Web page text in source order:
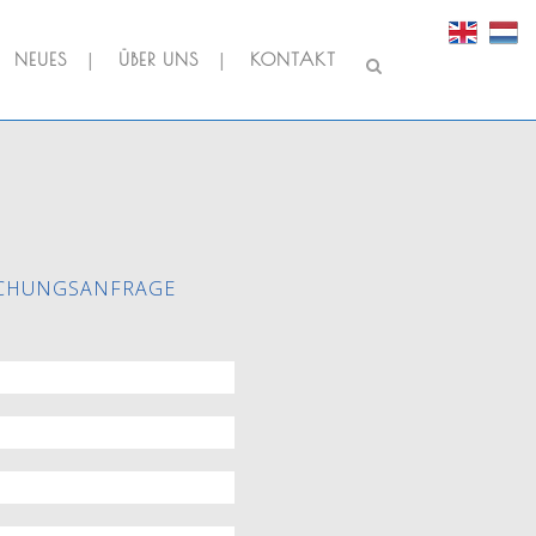
NEUES ÜBER UNS KONTAKT